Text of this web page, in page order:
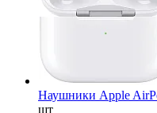
Наушники Apple
шт